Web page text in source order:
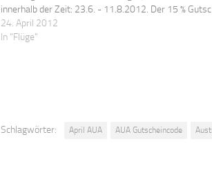
innerhalb der Zeit: 23.6. - 11.8.2012. Der 15 %
gilt auf den gesamten Flugpreis, inkl.…
24. April 2012
In "Flüge"
Schlagwörter: April AUA AUA Gutscheincode